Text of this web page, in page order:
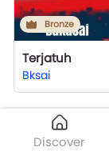
Discover
Bronze
Terjatuh
Bksai